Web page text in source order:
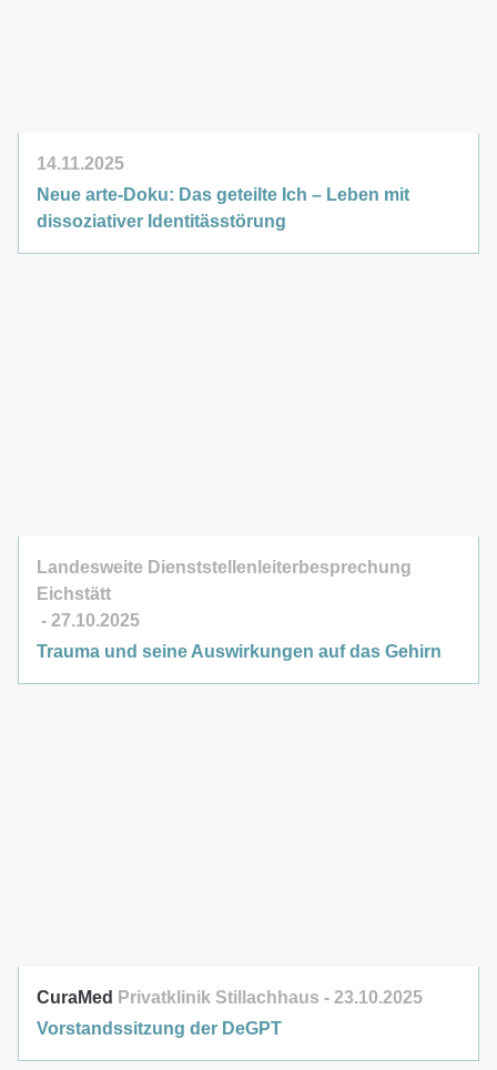
14.11.2025
Neue arte-Doku: Das geteilte Ich – Leben mit
dissoziativer Identitässtörung
Landesweite Dienststellenleiterbesprechung
Eichstätt
27.10.2025
Trauma und seine Auswirkungen auf das Gehirn
CuraMed Privatklinik Stillachhaus
23.10.2025
Vorstandssitzung der DeGPT